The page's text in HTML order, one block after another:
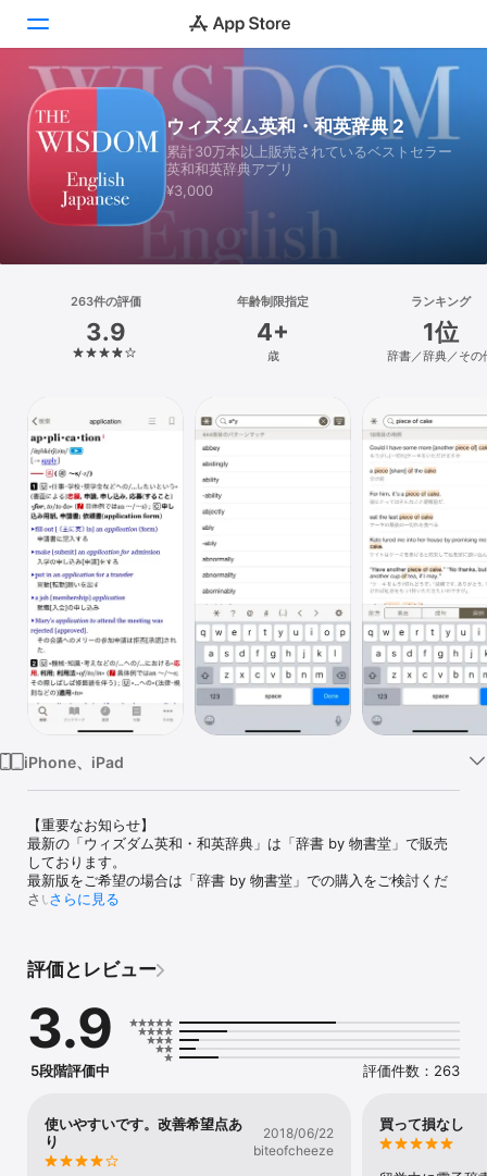
Today
ゲーム
アプリ
検索
プラットフォーム
iPhone
Mac
Vision
Watch
TV
ウィズダム英和・和英辞典 2
累計30万本以上販売されているベストセラー
英和和英辞典アプリ
¥3,000
263件の評価
3.9
年齢制限指定
4+
歳
ランキング
1位
辞書／辞典／その
iPhone、iPad
【重要なお知らせ】
最新の「ウィズダム英和・和英辞典」は「辞書 by 物書堂」で販売
しております。
最新版をご希望の場合は「辞書 by 物書堂」での購入をご検討くだ
さい。
す。前作の「ウィズダム英和・和英辞典」と合わせて累計30万本以
です。
強力な用例検索機能によって、豊富な用例から的確な英語表現を見
つけることができます。重要語だけでなく、英語表現、英文法、文
型など、単語ごとに分散して記述されているコラム解説が、それぞ
きます。
およそ15万の用例や約4万項目の音声データを含んでいるにも関わ
さらに見る
評価とレビュー
3.9
5段階評価中 評価件数：263
使いやすいです。改善希望点あ
り
2018/06/22
biteofcheeze
買って損なし